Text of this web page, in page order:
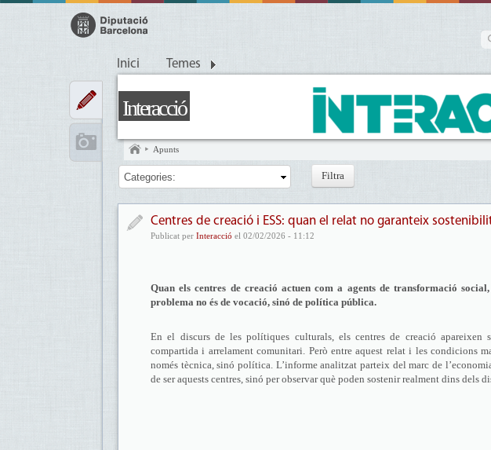
Inici Temes
Interacció
Apunts
Categories:
Centres de creació i ESS: quan el relat no garanteix
Publicat per Interacció el 02/02/2026 - 11:12
Quan els centres de creació actuen com a agents de transformació
problema no és de vocació, sinó de política pública.
En el discurs de les polítiques culturals, els centres de creació apareixen
compartida i arrelament comunitari. Però entre aquest relat i les condicions
només tècnica, sinó política. L’informe analitzat parteix del marc de
de ser aquests centres, sinó per observar què poden sostenir realment dins